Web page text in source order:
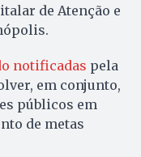
de Atenção e
notificadas pela
em conjunto,
públicos em
de metas